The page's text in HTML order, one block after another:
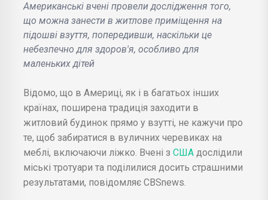
Американські вчені провели дослідження того,
що можна занести в житлове приміщення на
підошві взуття, попередивши, наскільки це
небезпечно для здоров'я, особливо для
маленьких дітей
Відомо, що в Америці, як і в багатьох інших
країнах, поширена традиція заходити в
житловий будинок прямо у взутті, не кажучи про
те, щоб забиратися в вуличних черевиках на
меблі, включаючи ліжко. Вчені з США дослідили
міські тротуари та поділилися досить страшними
результатами, повідомляє CBSnews.